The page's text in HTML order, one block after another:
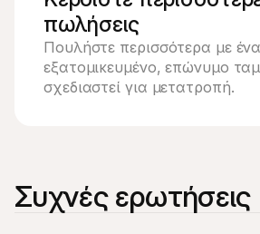
πωλήσεις
Πουλήστε περισσότερα με ένα
εξατομικευμένο, επώνυμο
σχεδιαστεί για μετατροπή.
Συχνές ερωτήσεις